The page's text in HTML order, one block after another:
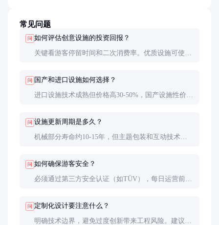
常见问题
问 如何评估创意设施的投资回报？
关键看游客停留时间和二次消费率。优质设施可使游
问 国产和进口设施如何选择？
进口设施技术成熟但价格高30-50%，国产设施性价比
问 设施更新周期是多久？
机械部分寿命约10-15年，但主题包装和互动技术每5-
问 如何确保游客安全？
必须通过第三方安全认证（如TÜV），每日运营前进
问 定制化设计要注意什么？
明确技术边界，避免过度创新带来工程风险。建议采